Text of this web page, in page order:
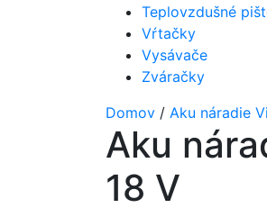
Teplovzdušné
Vŕtačky
Vysávače
Zváračky
Domov / Aku náradie
Aku
18 V